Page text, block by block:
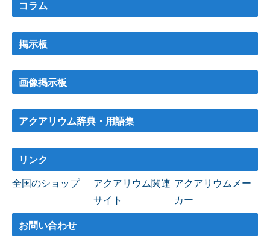
コラム
掲示板
画像掲示板
アクアリウム辞典・用語集
リンク
全国のショップ
アクアリウム関連
サイト
アクアリウムメー
カー
お問い合わせ